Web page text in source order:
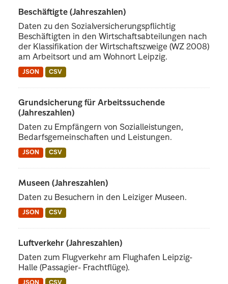
Beschäftigte (Jahreszahlen)
Daten zu den Sozialversicherungspflichtig
Beschäftigten in den Wirtschaftsabteilungen nach
der Klassifikation der Wirtschaftszweige (WZ 2008)
am Arbeitsort und am Wohnort Leipzig.
JSON CSV
Grundsicherung für Arbeitssuchende
(Jahreszahlen)
Daten zu Empfängern von Sozialleistungen,
Bedarfsgemeinschaften und Leistungen.
JSON CSV
Museen (Jahreszahlen)
Daten zu Besuchern in den Leiziger Museen.
JSON CSV
Luftverkehr (Jahreszahlen)
Daten zum Flugverkehr am Flughafen Leipzig-
Halle (Passagier- Frachtflüge).